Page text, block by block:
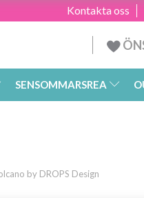
Kontakta oss
SENSOMMARSREA
by DROPS Design